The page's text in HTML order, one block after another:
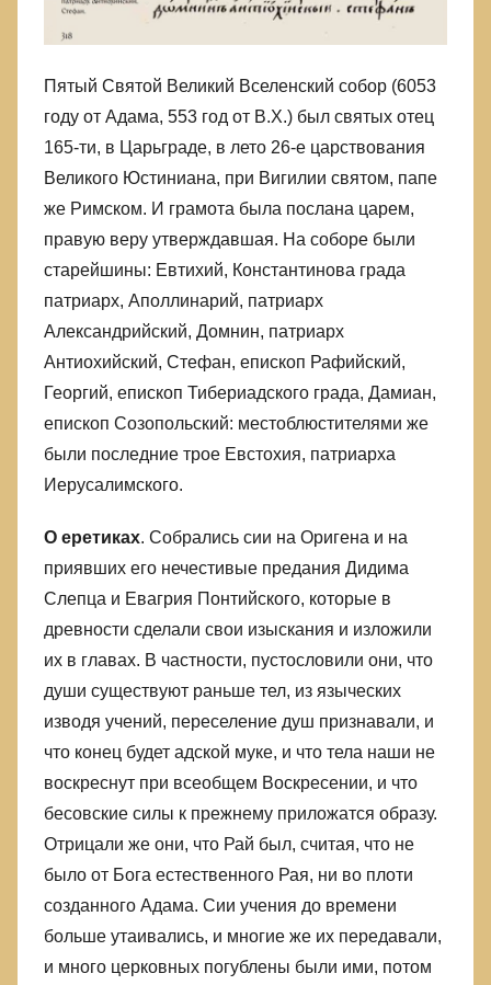
родились
Пятый Святой Великий Вселенский собор (6053
году от Адама, 553 год от В.Х.) был святых отец
165-ти, в Царьграде, в лето 26-е царствования
Великого Юстиниана, при Вигилии святом, папе
же Римском. И грамота была послана царем,
правую веру утверждавшая. На соборе были
старейшины: Евтихий, Константинова града
патриарх, Аполлинарий, патриарх
Александрийский, Домнин, патриарх
Антиохийский, Стефан, епископ Рафийский,
Георгий, епископ Тибериадского града, Дамиан,
епископ Созопольский: местоблюстителями же
были последние трое Евстохия, патриарха
Иерусалимского.
О еретиках. Собрались сии на Оригена и на
приявших его нечестивые предания Дидима
Слепца и Евагрия Понтийского, которые в
древности сделали свои изыскания и изложили
их в главах. В частности, пустословили они, что
души существуют раньше тел, из языческих
изводя учений, переселение душ признавали, и
что конец будет адской муке, и что тела наши не
воскреснут при всеобщем Воскресении, и что
бесовские силы к прежнему приложатся образу.
Отрицали же они, что Рай был, считая, что не
было от Бога естественного Рая, ни во плоти
созданного Адама. Сии учения до времени
больше утаивались, и многие же их передавали,
и много церковных погублены были ими, потом